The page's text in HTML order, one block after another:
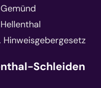
Schleiden